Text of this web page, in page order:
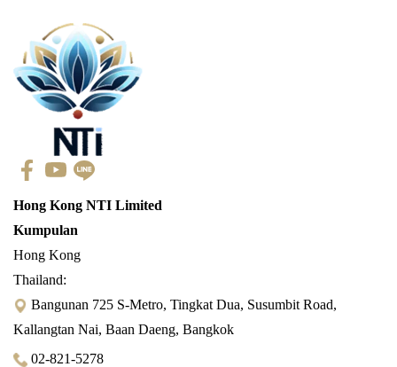
Hong Kong NTI Limited
Kumpulan
Hong Kong
Thailand:
Bangunan 725 S-Metro, Tingkat Dua, Susumbit Road,
Kallangtan Nai, Baan Daeng, Bangkok
02-821-5278